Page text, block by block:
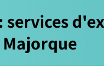
services